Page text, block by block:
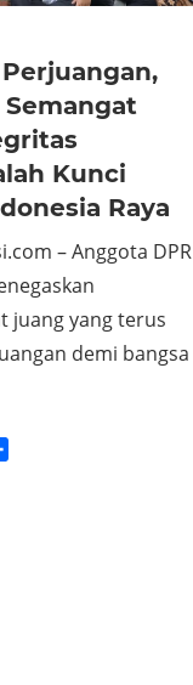
Kunci
Raya
– Anggota DPR
juang yang terus
demi bangsa